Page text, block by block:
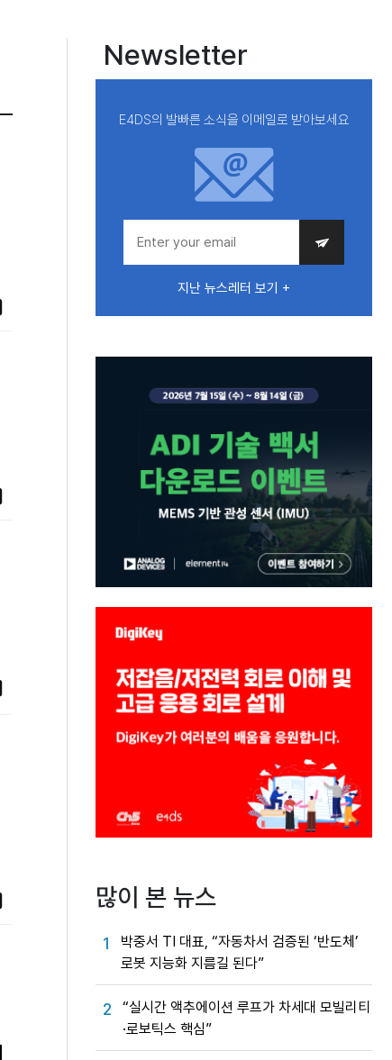
Newsletter
E4DS의 발빠른 소식을 이메일로 받아보세요
지난 뉴스레터 보기 +
많이 본 뉴스
1
박중서 TI 대표, “자동차서 검증된 ‘반도체’
로봇 지능화 지름길 된다”
2
“실시간 액추에이션 루프가 차세대 모빌리티
·로보틱스 핵심”